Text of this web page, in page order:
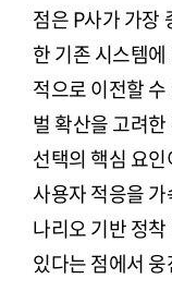
점은 P사가 가장
한 기존 시스템
적으로 이전할
벌 확산을 고려
선택의 핵심 요
사용자 적응을
나리오 기반 정
있다는 점에서